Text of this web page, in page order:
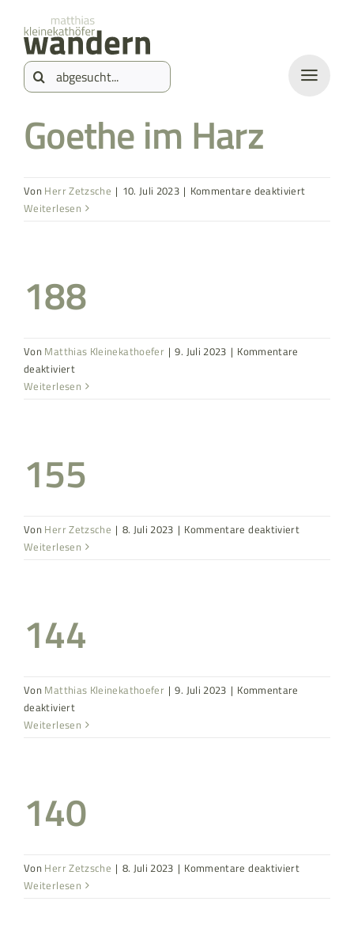
springen
Inhalt
springen
Suche
Goethe im Harz
Von Herr Zetzsche | 10. Juli 2023 | Kommentare deaktiviertfür
Weiterlesen
188
Von Matthias Kleinekathoefer | 9. Juli 2023 | Kommentare
deaktiviertfür
188
Weiterlesen
155
Von Herr Zetzsche | 8. Juli 2023 | Kommentare deaktiviertfür
Weiterlesen
144
Von Matthias Kleinekathoefer | 9. Juli 2023 | Kommentare
deaktiviertfür
144
Weiterlesen
140
Von Herr Zetzsche | 8. Juli 2023 | Kommentare deaktiviertfür
Weiterlesen